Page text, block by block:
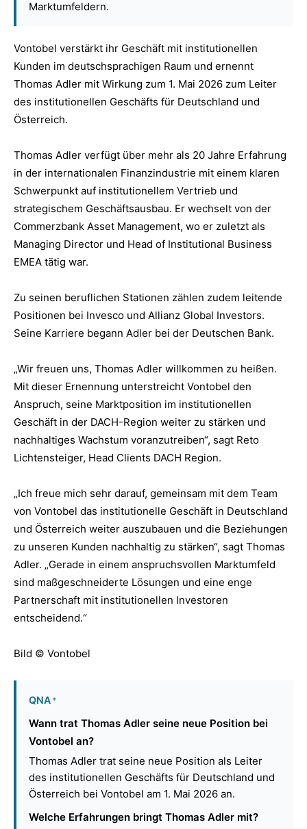
Marktumfeldern.
Vontobel verstärkt ihr Geschäft mit institutionellen
Kunden im deutschsprachigen Raum und ernennt
Thomas Adler mit Wirkung zum 1. Mai 2026 zum Leiter
des institutionellen Geschäfts für Deutschland und
Österreich.
Thomas Adler verfügt über mehr als 20 Jahre Erfahrung
in der internationalen Finanzindustrie mit einem klaren
Schwerpunkt auf institutionellem Vertrieb und
strategischem Geschäftsausbau. Er wechselt von der
Commerzbank Asset Management, wo er zuletzt als
Managing Director und Head of Institutional Business
EMEA tätig war.
Zu seinen beruflichen Stationen zählen zudem leitende
Positionen bei Invesco und Allianz Global Investors.
Seine Karriere begann Adler bei der Deutschen Bank.
„Wir freuen uns, Thomas Adler willkommen zu heißen.
Mit dieser Ernennung unterstreicht Vontobel den
Anspruch, seine Marktposition im institutionellen
Geschäft in der DACH-Region weiter zu stärken und
nachhaltiges Wachstum voranzutreiben“, sagt Reto
Lichtensteiger, Head Clients DACH Region.
„Ich freue mich sehr darauf, gemeinsam mit dem Team
von Vontobel das institutionelle Geschäft in Deutschland
und Österreich weiter auszubauen und die Beziehungen
zu unseren Kunden nachhaltig zu stärken“, sagt Thomas
Adler. „Gerade in einem anspruchsvollen Marktumfeld
sind maßgeschneiderte Lösungen und eine enge
Partnerschaft mit institutionellen Investoren
entscheidend.“
Bild © Vontobel
QNA*
Wann trat Thomas Adler seine neue Position bei
Vontobel an?
Thomas Adler trat seine neue Position als Leiter
des institutionellen Geschäfts für Deutschland und
Österreich bei Vontobel am 1. Mai 2026 an.
Welche Erfahrungen bringt Thomas Adler mit?